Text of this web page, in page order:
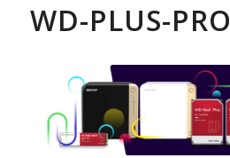
WD-PLUS-PRO